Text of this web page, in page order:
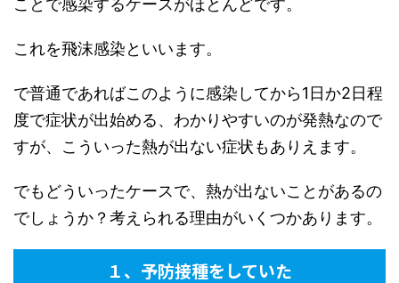
これを飛沫感染といいます。
で普通であればこのように感染してから1日か2日程
度で症状が出始める、わかりやすいのが発熱なので
すが、こういった熱が出ない症状もありえます。
でもどういったケースで、熱が出ないことがあるの
でしょうか？考えられる理由がいくつかあります。
１、予防接種をしていた